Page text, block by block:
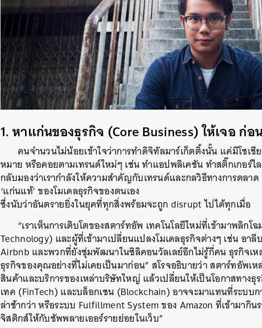
1. หาแก่นของธุรกิจ (Core Business) ให้เจอ ก่
คนจำนวนไม่น้อยเข้าใจว่าการทำดิจิทัลมาร์เก็ตติ้งนั้น แค่มีโซเ
หมาย หรือคอยตามเทรนด์ใหม่ๆ เช่น ทำแอปพลิเคชัน ทำสติ๊กเกอร์ไ
กลับมองว่าเรากำลังให้ความสำคัญกับเทรนด์และกลวิธีทางการตลา
‘แก่นแท้’ ของโมเดลธุรกิจของตนเอง
ซึ่งนับว่าอันตรายยิ่งในยุคที่ทุกสิ่งพร้อมจะถูก disrupt ไปได้ทุกเมื่อ
“เราเห็นการเติบโตของสตาร์ทอัพ เทคโนโลยีใหม่ที่เข้ามาพลิก
Technology) และผู้ที่เข้ามาเปลี่ยนแปลงโมเดลธุรกิจต่างๆ เช่น อา
Airbnb และพวกที่ยังซุ่มพัฒนาในซิลิคอนวัลเลย์อีกไม่รู้กี่คน ธุรกิจเห
ธุรกิจของคุณอย่างที่ไม่เคยเป็นมาก่อน” สโรจอธิบายว่า สตาร์ทอัพเ
สินค้าและบริการของเหล่าบริษัทใหญ่ แล้วเปลี่ยนให้เป็นโอกาสทาง
เทค (FinTech) และบล็อกเชน (Blockchain) อาจจะมาแทนที่ระบบก
ล่าช้ากว่า หรือระบบ Fulfillment System ของ Amazon ที่เข้ามากิ
จิสติกส์ให้กับซัพพลายเออร์รายย่อยในเว็บ”
ค้นหา
SHARE TWEET LINE EMAIL